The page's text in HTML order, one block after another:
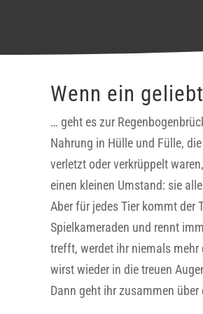
Wenn ein
… geht es zur
Nahrung in Hülle und Fülle,
verletzt oder verkrüppelt
einen kleinen Umstand: sie
Aber für jedes Tier kommt der
Spielkameraden und rennt
trefft, werdet ihr niemals mehr
wirst wieder in die treuen
Dann geht ihr zusammen über